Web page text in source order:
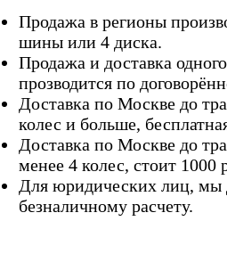
Продажа в регионы
шины или 4 диска.
Продажа и доставка
прозводится по
Доставка по Москве до
колес и больше,
Доставка по Москве до
менее 4 колес, стоит 1000
Для юридических лиц, мы
безналичному расчету.